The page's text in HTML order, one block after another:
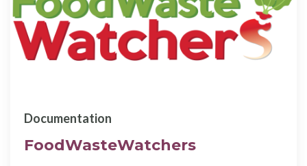
FoodWasteWatchers
Documentation